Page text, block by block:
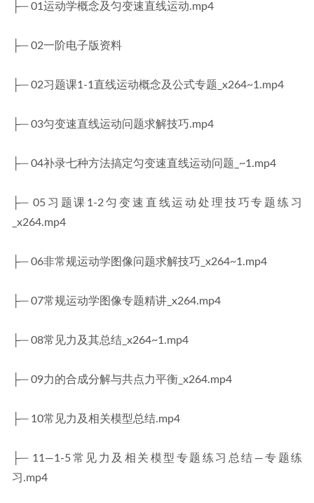
├─ 01运动学概念及匀变速直线运动.mp4
├─ 02一阶电子版资料
├─ 02习题课1-1直线运动概念及公式专题_x264~1.mp4
├─ 03匀变速直线运动问题求解技巧.mp4
├─ 04补录七种方法搞定匀变速直线运动问题_~1.mp4
├─ 05习题课1-2匀变速直线运动处理技巧专题练习
_x264.mp4
├─ 06非常规运动学图像问题求解技巧_x264~1.mp4
├─ 07常规运动学图像专题精讲_x264.mp4
├─ 08常见力及其总结_x264~1.mp4
├─ 09力的合成分解与共点力平衡_x264.mp4
├─ 10常见力及相关模型总结.mp4
├─ 11—1-5常见力及相关模型专题练习总结—专题练
习.mp4